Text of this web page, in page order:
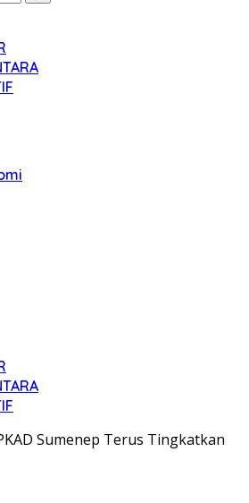
Sumenep Terus Tingkatkan